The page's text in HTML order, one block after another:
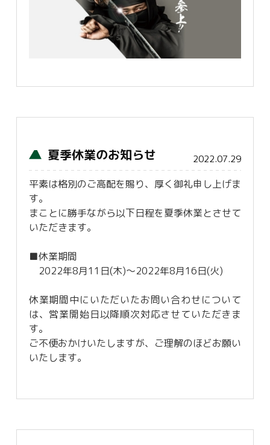
夏季休業のお知らせ 2022.07.29
平素は格別のご高配を賜り、厚く御礼申し上げま
す。
まことに勝手ながら以下日程を夏季休業とさせて
いただきます。
■休業期間
2022年8月11日(木)～2022年8月16日(火)
休業期間中にいただいたお問い合わせについて
は、営業開始日以降順次対応させていただきま
す。
ご不便おかけいたしますが、ご理解のほどお願い
いたします。